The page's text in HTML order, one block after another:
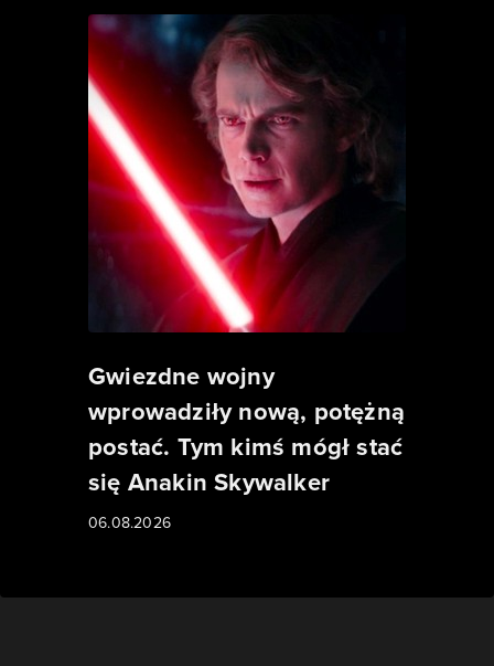
Gwiezdne wojny
wprowadziły nową, potężną
postać. Tym kimś mógł stać
się Anakin Skywalker
06.08.2026